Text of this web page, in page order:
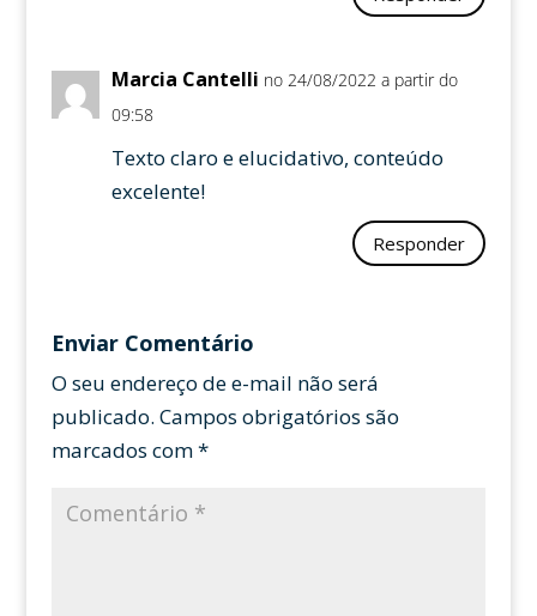
Marcia Cantelli no 24/08/2022 a partir do
09:58
Texto claro e elucidativo, conteúdo
excelente!
Responder
Enviar Comentário
O seu endereço de e-mail não será
publicado. Campos obrigatórios são
marcados com*